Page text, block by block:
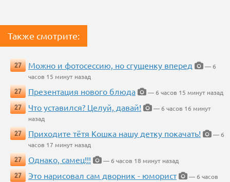
Также смотрите:
27 Можно и фотосессию, но сгущенку вперед
— 6
часов 15 минут назад
27
Презентация нового блюда
— 6 часов 15 минут назад
27
Что уставился? Целуй, давай!
— 6 часов 16 минут
назад
27
Приходите тётя Кошка нашу детку покачать!
— 6
часов 17 минут назад
27
Однако, самец!!!
— 6 часов 18 минут назад
27
Это нарисовал сам дворник - юморист
— 6 часов